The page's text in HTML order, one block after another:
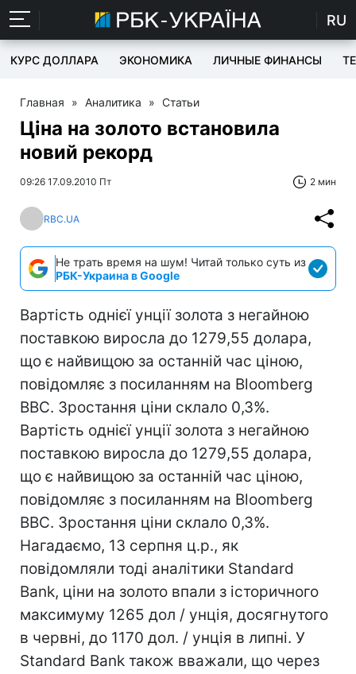
RU
КУРС ДОЛЛАРА ЭКОНОМИКА ЛИЧНЫЕ ФИНАНСЫ
Главная » Аналитика » Статьи
Ціна на золото встановила
новий рекорд
09:26 17.09.2010 Пт 2 мин
RBC.UA
Не трать время на шум! Читай только суть из
РБК-Украина в Google
Вартість однієї унції золота з негайною
поставкою виросла до 1279,55 долара,
що є найвищою за останній час ціною,
повідомляє з посиланням на Bloomberg
ВВС. Зростання ціни склало 0,3%.
Вартість однієї унції золота з негайною
поставкою виросла до 1279,55 долара,
що є найвищою за останній час ціною,
повідомляє з посиланням на Bloomberg
ВВС. Зростання ціни склало 0,3%.
Нагадаємо, 13 серпня ц.р., як
повідомляли тоді аналітики Standard
Bank, ціни на золото впали з історичного
максимуму 1265 дол / унція, досягнутого
в червні, до 1170 дол. / унція в липні. У
Standard Bank також вважали, що через